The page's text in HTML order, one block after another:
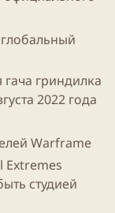
( я у него и
двойную
людей,
повторяться
с тем же
гриндилка
2022 года
Warframe
Extremes
студией